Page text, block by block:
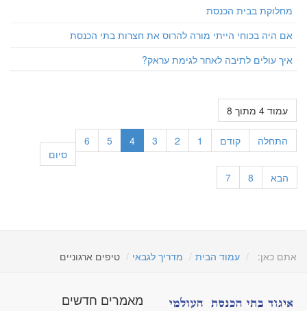
מחלוקת בבית הכנסת
אם היה בכוחי הייתי מורה להרוס את חצרות בתי הכנסת
איך עולים לתיבה לאחר לגימת עראק?
עמוד 4 מתוך 8
התחלה קודם 1
2
3
4
5
6
7 8 הבא
סיום
אתם כאן: עמוד הבית מדריך לגבאי טיפים ארגוניים
מאמרים חדשים